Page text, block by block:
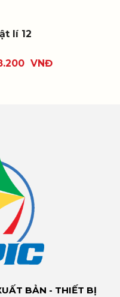
lí 12
VNĐ
BẢN - THIẾT BỊ